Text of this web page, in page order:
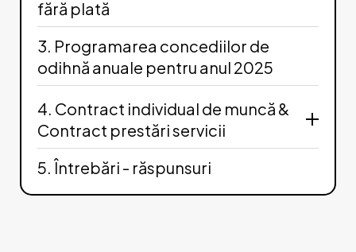
plătite
Oligațiunea angajatorului de a acorda
concediu de odihnă anual
Aspecte privind acordarea concediilor de
odihnă acumulate/nefolosite
fără plată
3. Programarea concediilor de
odihnă anuale pentru anul 2025
4. Contract individual de muncă &
Contract prestări servicii
Reglementarea normativă a Contractului
individual de muncă și a Contractului prestări
5. Întrebări - răspunsuri